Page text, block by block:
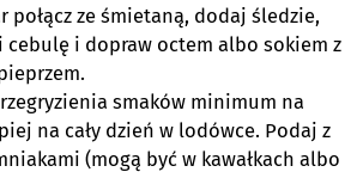
połącz ze śmietaną, dodaj śledzie,
cebulę i dopraw octem albo sokiem z
smaków minimum na
na cały dzień w lodówce. Podaj z
(mogą być w kawałkach albo